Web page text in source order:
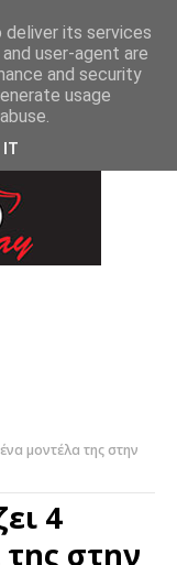
μοντέλα της στην
4
στην
its services
user-agent are
and security
usage
IT